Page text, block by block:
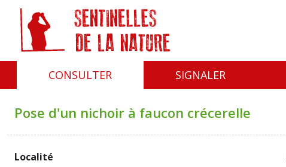
CONSULTER SIGNALER
Pose d'un nichoir à faucon crécerelle
Localité
Panneau de gestion des cookies